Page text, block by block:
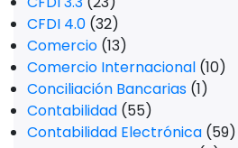
CFDI 4.0 (32)
Comercio (13)
Comercio Internacional (10)
Conciliación Bancarias (1)
Contabilidad (55)
Contabilidad Electrónica (59)